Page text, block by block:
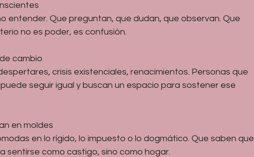
entender. Que preguntan, que dudan, que observan. Que
no es poder, es confusión.
cambio
crisis existenciales, renacimientos. Personas que
seguir igual y buscan un espacio para sostener ese
en moldes
en lo rígido, lo impuesto o lo dogmático. Que saben que
sentirse como castigo, sino como hogar.